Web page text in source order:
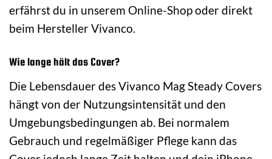
erfährst du in unserem Online-Shop oder direkt
beim Hersteller Vivanco.
Wie lange hält das Cover?
Die Lebensdauer des Vivanco Mag Steady Covers
hängt von der Nutzungsintensität und den
Umgebungsbedingungen ab. Bei normalem
Gebrauch und regelmäßiger Pflege kann das